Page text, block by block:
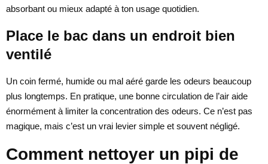
absorbant ou mieux adapté à ton usage quotidien.
Place le bac dans un endroit bien
ventilé
Un coin fermé, humide ou mal aéré garde les odeurs beaucoup
plus longtemps. En pratique, une bonne circulation de l’air aide
énormément à limiter la concentration des odeurs. Ce n’est pas
magique, mais c’est un vrai levier simple et souvent négligé.
Comment nettoyer un pipi de